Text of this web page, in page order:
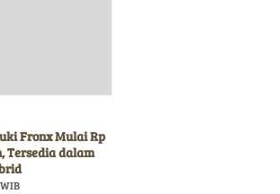
Fronx Mulai Rp
Tersedia dalam